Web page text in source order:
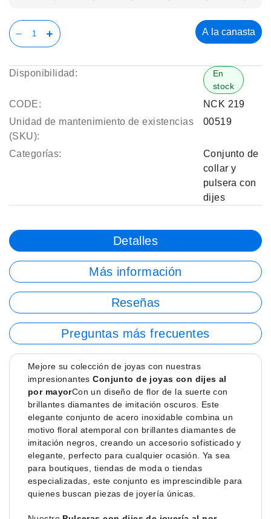
A la canasta
Disponibilidad:
En
stock
CODE:
NCK 219
Unidad de mantenimiento de existencias
(SKU):
00519
Categorías:
Conjunto de
collar y
pulsera con
dijes
Detalles
Más información
Reseñas
Preguntas más frecuentes
Mejore su colección de joyas con nuestras
impresionantesConjunto de joyas con dijes al
por mayorCon un diseño de flor de la suerte con
brillantes diamantes de imitación oscuros. Este
elegante conjunto de acero inoxidable combina un
motivo floral atemporal con brillantes diamantes de
imitación negros, creando un accesorio sofisticado y
elegante, perfecto para cualquier ocasión. Ya sea
para boutiques, tiendas de moda o tiendas
especializadas, este conjunto es imprescindible para
quienes buscan piezas de joyería únicas.